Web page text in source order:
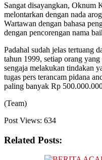
Sangat disayangkan, Oknum
melontarkan dengan nada
Wartawan dengan bahasa
dengan pencorengan nama
Padahal sudah jelas tertuang
tahun 1999, setiap orang
sengaja melakukan tindakan
tugas pers terancam pidana
paling banyak Rp
(Team)
Post Views: 634
Related Posts: